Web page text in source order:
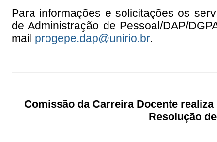
Para informações e solicitações os
de Administração de Pessoal/DAP/
mail progepe.dap@unirio.br.
Comissão da Carreira Docente
Resolução